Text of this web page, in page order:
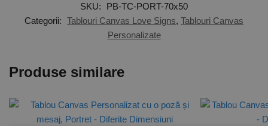
SKU:
PB-TC-PORT-70x50
Categorii: Tablouri Canvas Love Signs, Tablouri Canvas
Personalizate
Produse similare